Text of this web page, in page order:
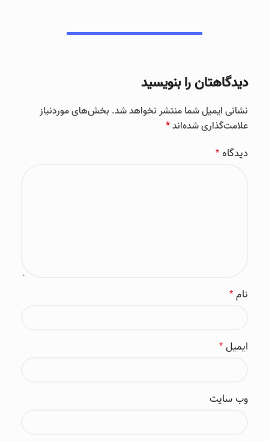
دیدگاهتان را بنویسید
نشانی ایمیل شما منتشر نخواهد شد. بخش‌های موردنیاز
علامت‌گذاری شده‌اند*
دیدگاه*
نام*
ایمیل *
وب‌ سایت